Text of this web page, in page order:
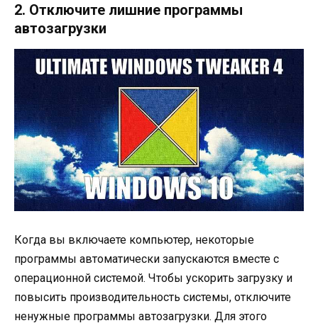
2. Отключите лишние программы
автозагрузки
Когда вы включаете компьютер, некоторые
программы автоматически запускаются вместе с
операционной системой. Чтобы ускорить загрузку и
повысить производительность системы, отключите
ненужные программы автозагрузки. Для этого